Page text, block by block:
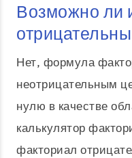
Возможно ли
Нет, формула
неотрицательным
нулю в качестве
калькулятор
факториал